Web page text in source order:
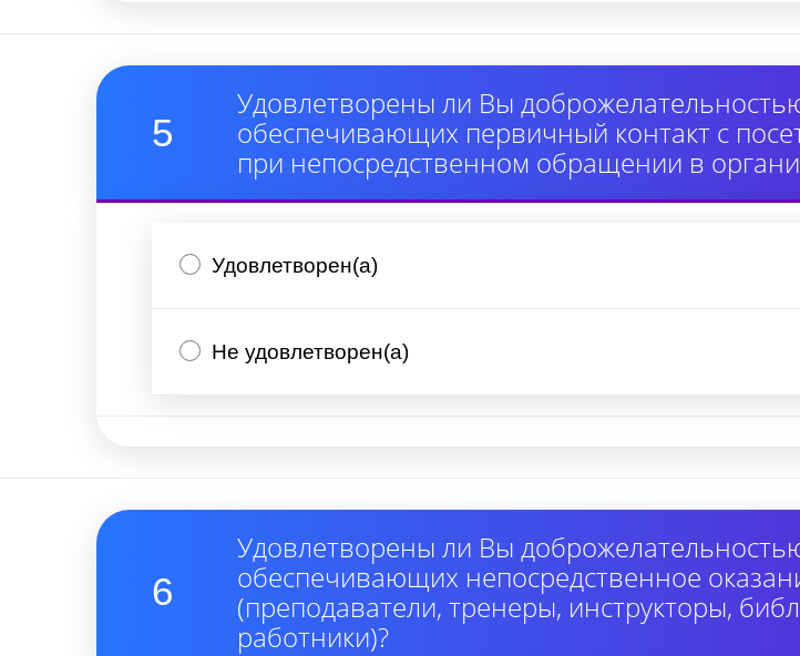
5
Удовлетворены ли Вы
обеспечивающих первичный контакт с
при непосредственном обращении в
Удовлетворен(а)
Не удовлетворен(а)
6
Удовлетворены ли Вы
обеспечивающих непосредственное
(преподаватели, тренеры, инструкторы,
работники)?